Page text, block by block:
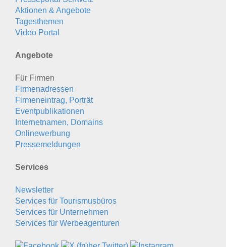
Aktionen & Angebote
Tagesthemen
Video Portal
Angebote
Für Firmen
Firmenadressen
Firmeneintrag, Porträt
Eventpublikationen
Internetnamen, Domains
Onlinewerbung
Pressemeldungen
Services
Newsletter
Services für Tourismusbüros
Services für Unternehmen
Services für Werbeagenturen